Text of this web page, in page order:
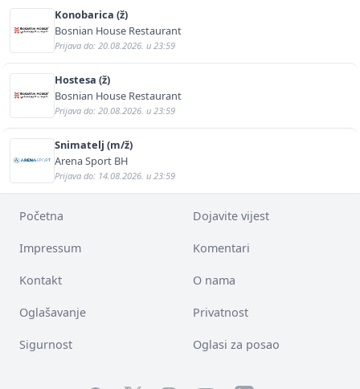
Konobarica (ž)
Bosnian House Restaurant
Prijava do: 20.08.2026. u 23:59
Hostesa (ž)
Bosnian House Restaurant
Prijava do: 20.08.2026. u 23:59
Snimatelj (m/ž)
Arena Sport BH
Prijava do: 14.08.2026. u 23:59
Početna Dojavite vijest
Impressum Komentari
Kontakt O nama
Oglašavanje Privatnost
Sigurnost Oglasi za posao